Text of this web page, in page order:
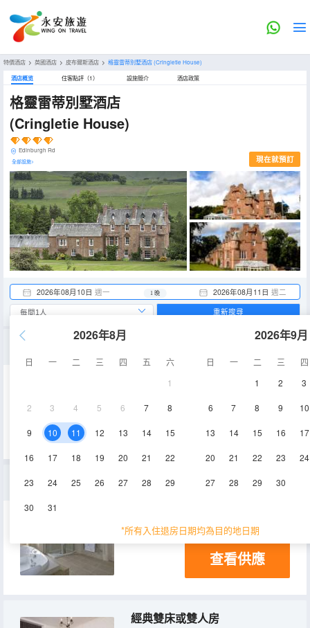
特價酒店 > 英國酒店 > 皮布爾斯酒店 > 格靈雷蒂別墅酒店(Cringletie House)
酒店概览 住客點評（1） 設施簡介 酒店政策
格靈雷蒂別墅酒店
(Cringletie House)
Edinburgh Rd
全部設施> 現在就預訂
2026年08月10日 週一 2026年08月11日 週二
1 晚
2026年8月
日 一 二 三 四 五
六
1
2 3 4 5 6 7 8
9 10 11 12 13 14 15
16 17 18 19 20 21 22
23 24 25 26 27 28 29
30 31
2026年9月
日 一 二 三
四
1
2 3
6 7 8 9 10
13 14 15 16 17
20 21 22 23 24
27 28 29 30
*所有入住退房日期均為目的地日期
重新搜尋
塞爾柯克套房
35㎡ 淋浴 電視機
查看供應
經典雙床或雙人房